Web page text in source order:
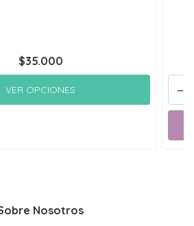
$35.000
VER OPCIONES -
Nosotros